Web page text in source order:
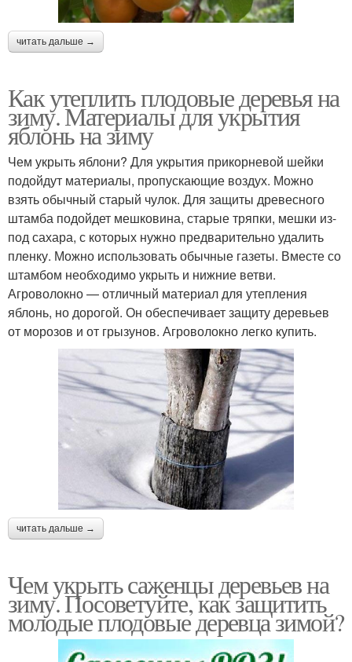
читать дальше →
Как утеплить плодовые деревья на
зиму. Материалы для укрытия
яблонь на зиму
Чем укрыть яблони? Для укрытия прикорневой шейки
подойдут материалы, пропускающие воздух. Можно
взять обычный старый чулок. Для защиты древесного
штамба подойдет мешковина, старые тряпки, мешки из-
под сахара, с которых нужно предварительно удалить
пленку. Можно использовать обычные газеты. Вместе со
штамбом необходимо укрыть и нижние ветви.
Агроволокно — отличный материал для утепления
яблонь, но дорогой. Он обеспечивает защиту деревьев
от морозов и от грызунов. Агроволокно легко купить.
читать дальше →
Чем укрыть саженцы деревьев на
зиму. Посоветуйте, как защитить
молодые плодовые деревца зимой?